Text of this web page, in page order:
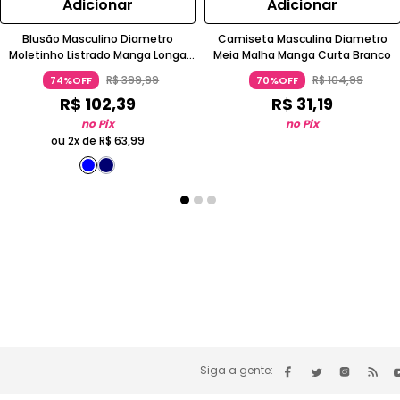
Adicionar
Blusão Masculino Diametro
Moletinho Listrado Manga Longa
Azul
74%OFF R$399,99
R$ 102,39
no Pix
ou 2x de R$ 63,99
Adicionar
Camiseta Masculina Diametro
Meia Malha Manga Curta Branco
70%OFF R$104,99
R$ 31,19
no Pix
Siga a gente: